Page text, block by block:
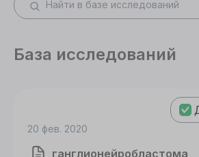
База исследований
20 фев. 2020
ганглионейробластома